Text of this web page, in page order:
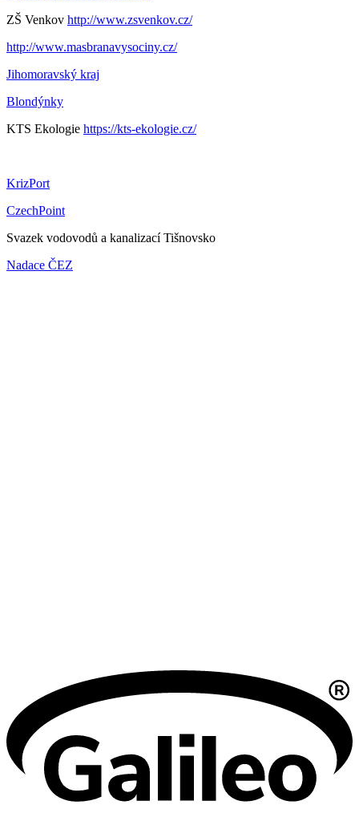
ZŠ Venkov http://www.zsvenkov.cz/
http://www.masbranavysociny.cz/
Jihomoravský kraj
Blondýnky
KTS Ekologie https://kts-ekologie.cz/
KrizPort
CzechPoint
Svazek vodovodů a kanalizací Tišnovsko
Nadace ČEZ